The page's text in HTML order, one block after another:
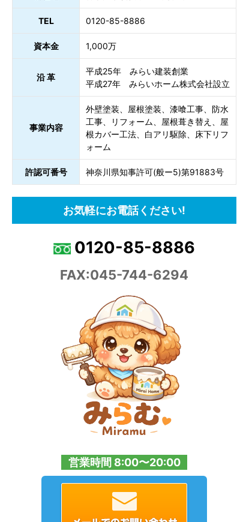
TEL 0120-85-8886
資本金 1,000万
沿 革
平成25年 みらい建装創業
平成27年 みらいホーム株式会社設立
事業内容
外壁塗装、屋根塗装、漆喰工事、防水
工事、リフォーム、屋根葺き替え、屋
根カバー工法、白アリ駆除、床下リフ
ォーム
許認可番号 神奈川県知事許可(般ー5)第91883号
お気軽にお電話ください!
0120-85-8886
FAX:045-744-6294
営業時間 8:00〜20:00